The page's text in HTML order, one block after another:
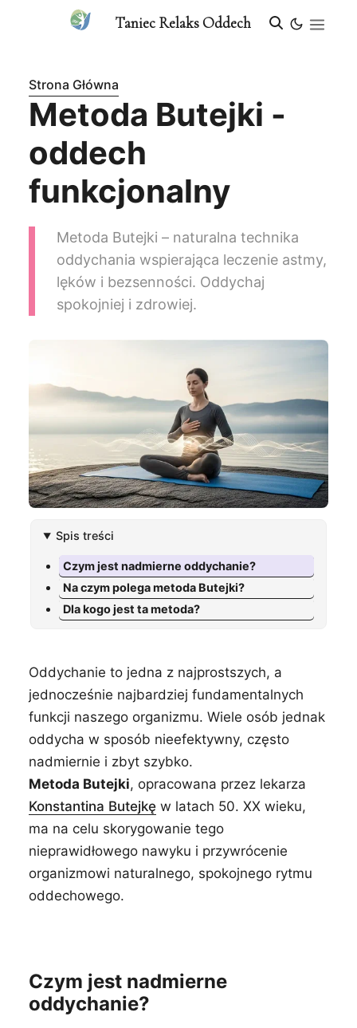
Taniec Relaks Oddech
Strona Główna
Metoda Butejki -
oddech
funkcjonalny
Metoda Butejki – naturalna technika
oddychania wspierająca leczenie astmy,
lęków i bezsenności. Oddychaj
spokojniej i zdrowiej.
Spis treści
Czym jest nadmierne oddychanie?
Na czym polega metoda Butejki?
Dla kogo jest ta metoda?
Oddychanie to jedna z najprostszych, a
jednocześnie najbardziej fundamentalnych
funkcji naszego organizmu. Wiele osób jednak
oddycha w sposób nieefektywny, często
nadmiernie i zbyt szybko.
Metoda Butejki, opracowana przez lekarza
Konstantina Butejkę w latach 50. XX wieku,
ma na celu skorygowanie tego
nieprawidłowego nawyku i przywrócenie
organizmowi naturalnego, spokojnego rytmu
oddechowego.
Czym jest nadmierne
oddychanie?